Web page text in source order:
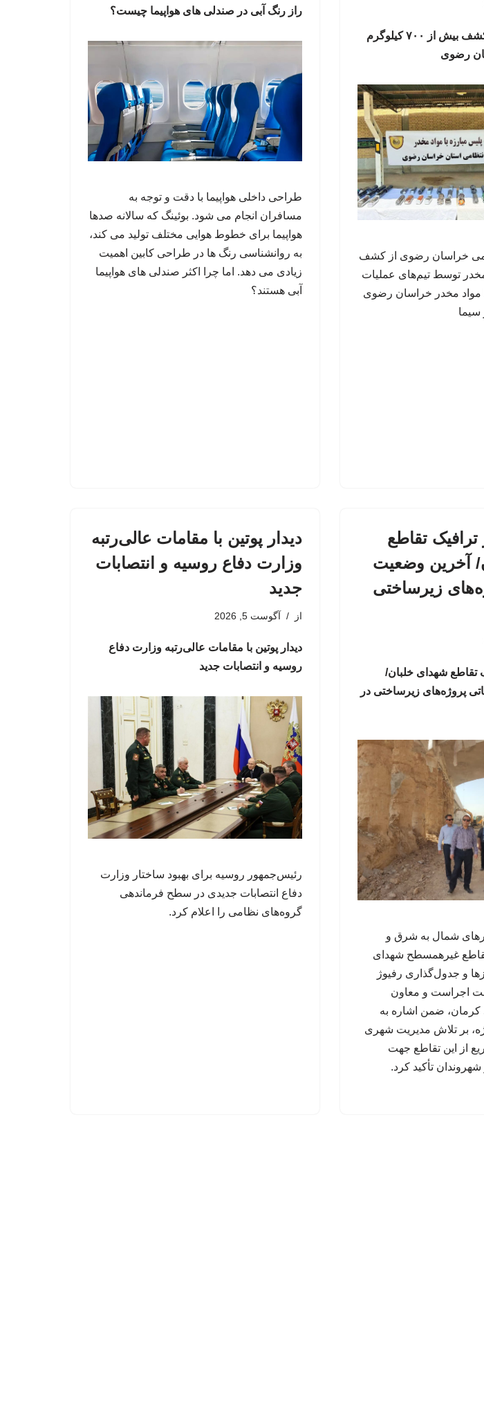
ببینید | تصاویری از کشف بیش از ۷۰۰ کیلوگرم
رضوی
خراسان رضوی از کشف
مخدر توسط تیم‌های عملیات
مواد مخدر خراسان رضوی
سیما
راز رنگ آبی در صندلی های هواپیما چیست؟
طراحی داخلی هواپیما با دقت و توجه به
مسافران انجام می شود. بوئینگ که سالانه صدها
هواپیما برای خطوط هوایی مختلف تولید می کند،
به روانشناسی رنگ ها در طراحی کابین اهمیت
زیادی می دهد. اما چرا اکثر صندلی های هواپیما
آبی هستند؟
تقاطع
آخرین وضعیت
زیرساختی
تقاطع شهدای خلبان/
پروژه‌های زیرساختی در
شمال به شرق و
غیرهمسطح شهدای
و جدول‌گذاری رفیوژ
اجراست و معاون
ضمن اشاره به
بر تلاش مدیریت شهری
از این تقاطع جهت
تأکید کرد.
دیدار پوتین با مقامات عالی‌رتبه
وزارت دفاع روسیه و انتصابات
جدید
از آگوست 5, 2026
دیدار پوتین با مقامات عالی‌رتبه وزارت دفاع
روسیه و انتصابات جدید
رئیس‌جمهور روسیه برای بهبود ساختار وزارت
دفاع انتصابات جدیدی در سطح فرماندهی
گروه‌های نظامی را اعلام کرد.